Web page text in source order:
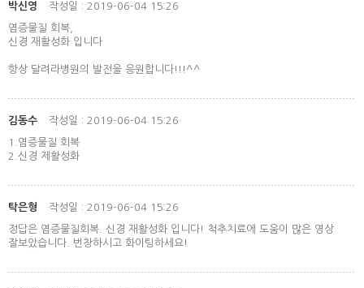
박신영 작성일 : 2019-06-04 15:26
염증물질 회복,
신경 재활성화 입니다
항상 달려라병원의 발전을 응원합니다!!!^^
김동수 작성일 : 2019-06-04 15:26
1.염증물질 회복
2.신경 제활성화
탁은형 작성일 : 2019-06-04 15:26
정답은 염증물질회복. 신경 재활성화 입니다! 척추치료에 도움이 많은 영상
잘보았습니다. 번창하시고 화이팅하세요!